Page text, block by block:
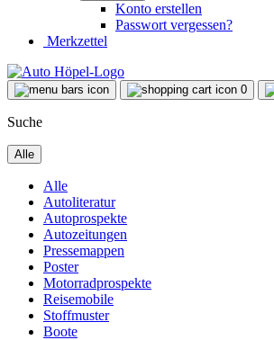
Konto erstellen
Passwort vergessen?
Merkzettel
0
Suche
Alle
Alle
Autoliteratur
Autoprospekte
Autozeitungen
Pressemappen
Poster
Motorradprospekte
Reisemobile
Stoffmuster
Boote